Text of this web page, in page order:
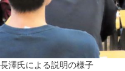
長澤氏による説明の様子